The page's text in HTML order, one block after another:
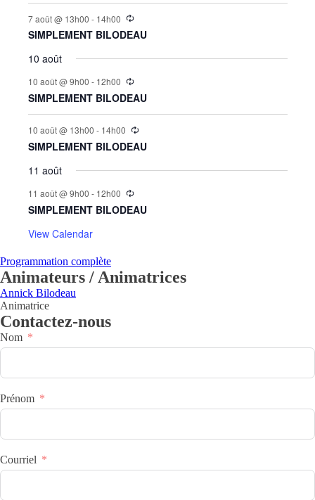
7 août @ 13h00 - 14h00
SIMPLEMENT BILODEAU
10 août
10 août @ 9h00 - 12h00
SIMPLEMENT BILODEAU
10 août @ 13h00 - 14h00
SIMPLEMENT BILODEAU
11 août
11 août @ 9h00 - 12h00
SIMPLEMENT BILODEAU
View Calendar
Programmation complète
Animateurs / Animatrices
Annick Bilodeau
Animatrice
Contactez-nous
Nom
Prénom
Courriel